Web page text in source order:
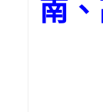
南